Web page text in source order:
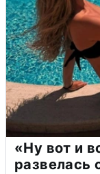
«Ну вот и